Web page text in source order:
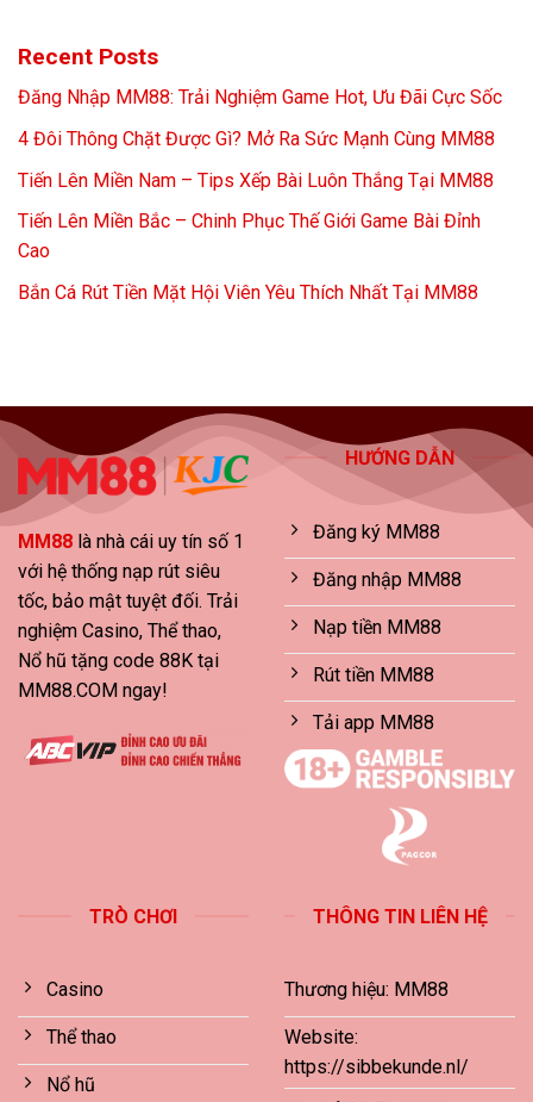
Recent Posts
Đăng Nhập MM88: Trải Nghiệm Game Hot, Ưu Đãi Cực Sốc
4 Đôi Thông Chặt Được Gì? Mở Ra Sức Mạnh Cùng MM88
Tiến Lên Miền Nam – Tips Xếp Bài Luôn Thắng Tại MM88
Tiến Lên Miền Bắc – Chinh Phục Thế Giới Game Bài Đỉnh
Cao
Bắn Cá Rút Tiền Mặt Hội Viên Yêu Thích Nhất Tại MM88
MM88 là nhà cái uy tín số 1
với hệ thống nạp rút siêu
tốc, bảo mật tuyệt đối. Trải
nghiệm Casino, Thể thao,
Nổ hũ tặng code 88K tại
MM88.COM ngay!
HƯỚNG DẪN
Đăng ký MM88
Đăng nhập MM88
Nạp tiền MM88
Rút tiền MM88
Tải app MM88
TRÒ CHƠI
Casino
Thể thao
Nổ hũ
THÔNG TIN LIÊN HỆ
Thương hiệu: MM88
Website:
https://sibbekunde.nl/